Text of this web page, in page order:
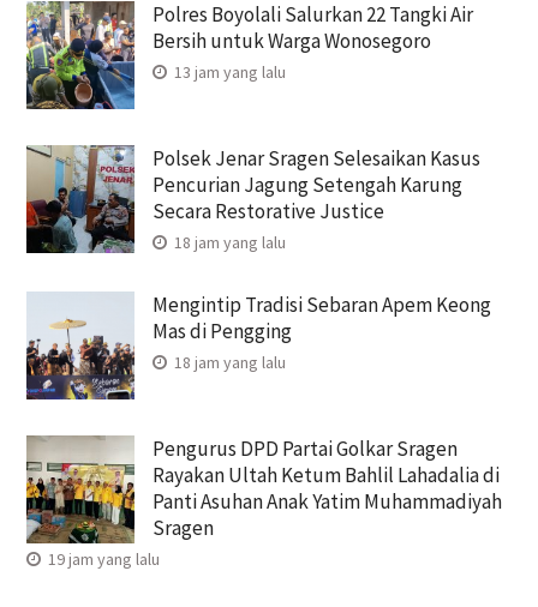
Polres Boyolali Salurkan 22 Tangki Air
Bersih untuk Warga Wonosegoro
13 jam yang lalu
Polsek Jenar Sragen Selesaikan Kasus
Pencurian Jagung Setengah Karung
Secara Restorative Justice
18 jam yang lalu
Mengintip Tradisi Sebaran Apem Keong
Mas di Pengging
18 jam yang lalu
Pengurus DPD Partai Golkar Sragen
Rayakan Ultah Ketum Bahlil Lahadalia di
Panti Asuhan Anak Yatim Muhammadiyah
Sragen
19 jam yang lalu